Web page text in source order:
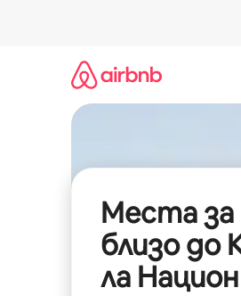
Места
близо до
ла Национ